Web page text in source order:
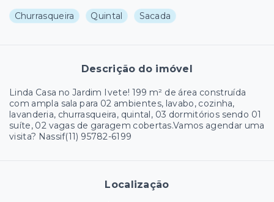
Churrasqueira Quintal Sacada
Descrição do imóvel
Linda Casa no Jardim Ivete! 199 m² de área construída
com ampla sala para 02 ambientes, lavabo, cozinha,
lavanderia, churrasqueira, quintal, 03 dormitórios sendo 01
suíte, 02 vagas de garagem cobertas.Vamos agendar uma
visita? Nassif(11) 95782-6199
Localização